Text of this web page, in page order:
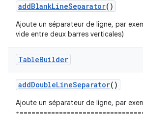
addBlankLineSeparator()
Ajoute un séparateur de ligne, par
vide entre deux barres verticales)
TableBuilder
addDoubleLineSeparator()
Ajoute un séparateur de ligne, par